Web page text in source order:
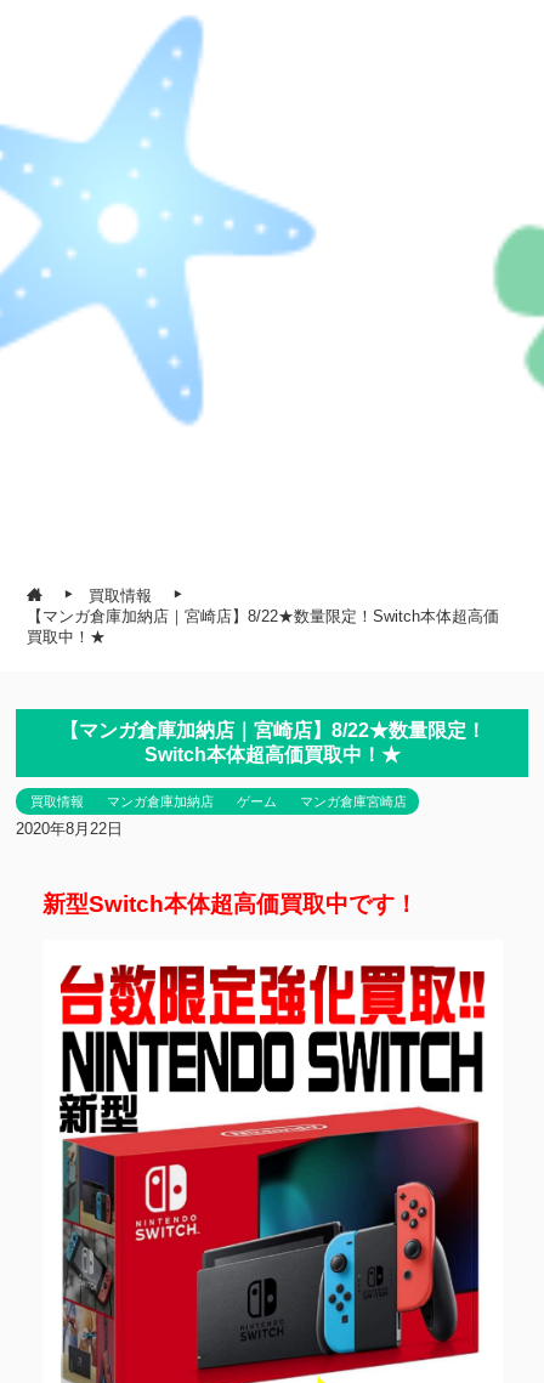
買取情報
【マンガ倉庫加納店｜宮崎店】8/22★数量限定！Switch本体超高価
買取中！★
【マンガ倉庫加納店｜宮崎店】8/22★数量限定！
Switch本体超高価買取中！★
買取情報 マンガ倉庫加納店 ゲーム マンガ倉庫宮崎店
2020年8月22日
新型Switch本体超高価買取中です！